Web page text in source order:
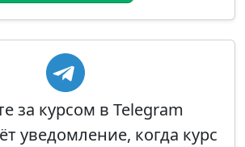
за курсом в Telegram
уведомление, когда курс